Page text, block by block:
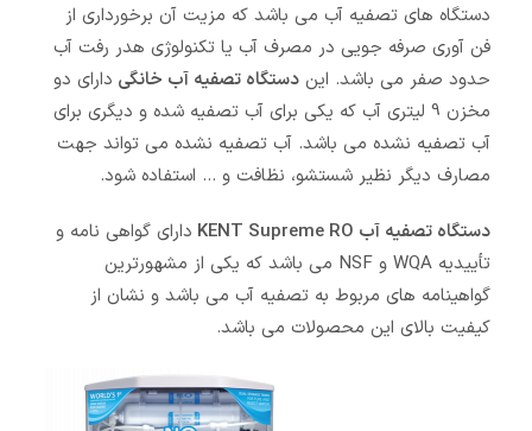
دستگاه های تصفیه آب می باشد که مزیت آن برخورداری از
فن آوری صرفه جویی در مصرف آب یا تکنولوژی هدر رفت آب
حدود صفر می باشد. این دستگاه تصفیه آب خانگی دارای دو
مخزن 9 لیتری آب که یکی برای آب تصفیه شده و دیگری برای
آب تصفیه نشده می باشد. آب تصفیه نشده می تواند جهت
مصارف دیگر نظیر شستشو، نظافت و ... استفاده شود.
دستگاه تصفیه آب KENT Supreme RO
دارای گواهی نامه و
تأییدیه WQA و NSF می باشد که یکی از مشهورترین
گواهینامه های مربوط به تصفیه آب می باشد و نشان از
کیفیت بالای این محصولات می باشد.